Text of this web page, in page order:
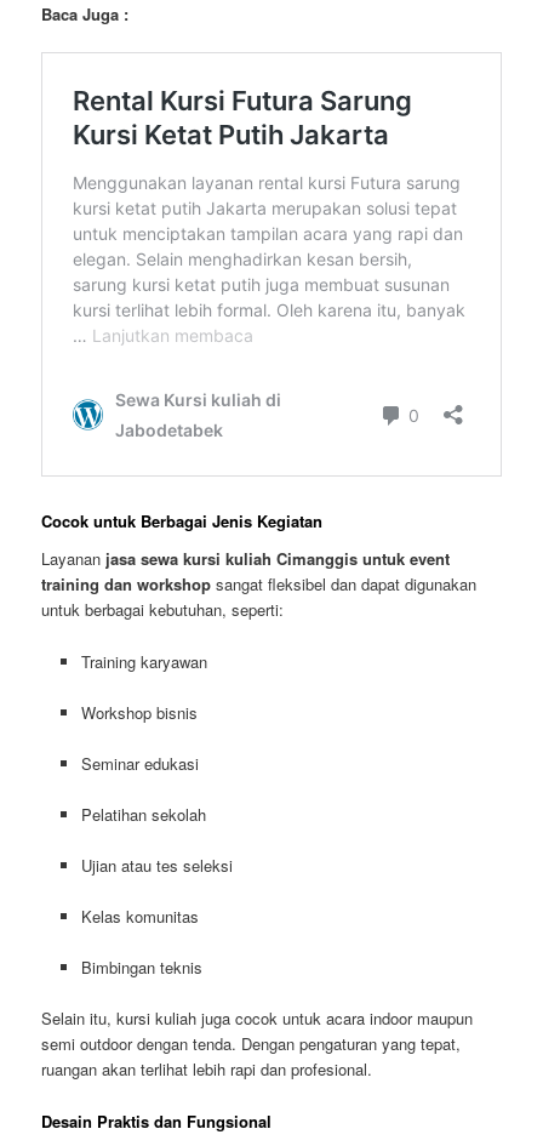
Baca Juga :
Cocok untuk Berbagai Jenis Kegiatan
Layanan jasa sewa kursi kuliah Cimanggis untuk event
training dan workshop sangat fleksibel dan dapat digunakan
untuk berbagai kebutuhan, seperti:
Training karyawan
Workshop bisnis
Seminar edukasi
Pelatihan sekolah
Ujian atau tes seleksi
Kelas komunitas
Bimbingan teknis
Selain itu, kursi kuliah juga cocok untuk acara indoor maupun
semi outdoor dengan tenda. Dengan pengaturan yang tepat,
ruangan akan terlihat lebih rapi dan profesional.
Desain Praktis dan Fungsional